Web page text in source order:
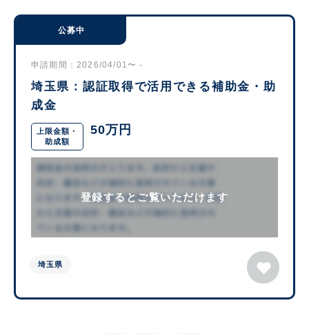
公募中
申請期間：2026/04/01〜 -
埼玉県：認証取得で活用できる補助金・助
成金
上限金額・
助成額
50万円
登録するとご覧いただけます
埼玉県